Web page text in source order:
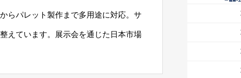
らパレット製作まで多用途に対応。サ
えています。展示会を通じた日本市場